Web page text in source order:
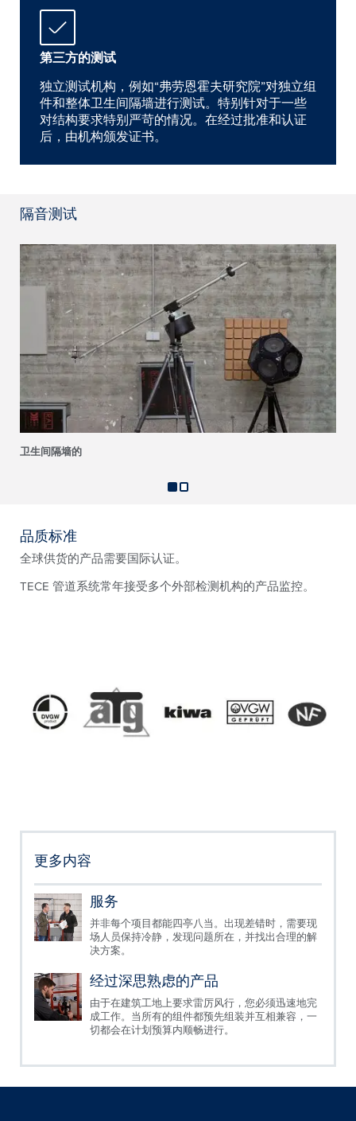
第三方的测试
独立测试机构，例如“弗劳恩霍夫研究院”对独立组
件和整体卫生间隔墙进行测试。特别针对于一些
对结构要求特别严苛的情况。在经过批准和认证
后，由机构颁发证书。
隔音测试
卫生间隔墙的
品质标准
全球供货的产品需要国际认证。
TECE 管道系统常年接受多个外部检测机构的产品监控。
更多内容
服务
并非每个项目都能四亭八当。出现差错时，需要现
场人员保持冷静，发现问题所在，并找出合理的解
决方案。
经过深思熟虑的产品
由于在建筑工地上要求雷厉风行，您必须迅速地完
成工作。当所有的组件都预先组装并互相兼容，一
切都会在计划预算内顺畅进行。